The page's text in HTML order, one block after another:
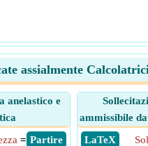
assialmente
anelastico e
​ Partire
=
ammissibile
​ LaTeX